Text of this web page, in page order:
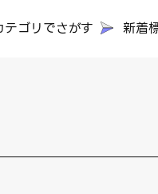
テゴリでさがす 新着